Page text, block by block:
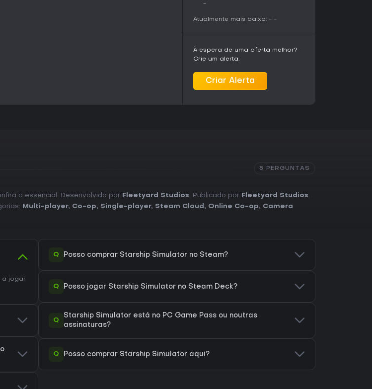
-
Atualmente mais baixo: - -
À espera de uma oferta melhor?
Crie um alerta.
Criar Alerta
8 PERGUNTAS
o essencial. Desenvolvido por Fleetyard Studios. Publicado por Fleetyard Studios.
Multi-player, Co-op, Single-player, Steam Cloud , Online Co-op, Camera
a jogar
Q Posso comprar Starship Simulator no Steam?
Q Posso jogar Starship Simulator no Steam Deck?
Q
Starship Simulator está no PC Game Pass ou noutras
assinaturas?
Q Posso comprar Starship Simulator aqui?